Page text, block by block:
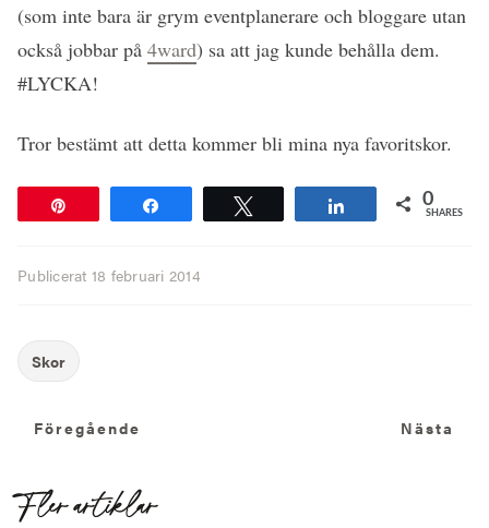
(som inte bara är grym eventplanerare och bloggare utan
också jobbar på 4ward) sa att jag kunde behålla dem.
#LYCKA!
Tror bestämt att detta kommer bli mina nya favoritskor.
Share 0
SHARES
Publicerat 18 februari 2014
Föregående
Föregående Nästa
Fler artiklar